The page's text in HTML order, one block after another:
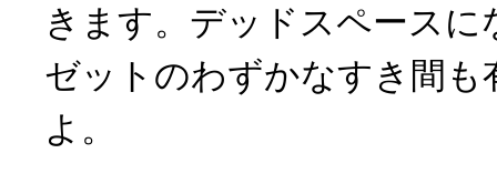
きます。デッドスペース
ゼットのわずかなすき間も
よ。